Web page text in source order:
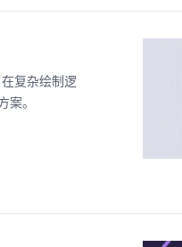
复杂绘制逻
案。